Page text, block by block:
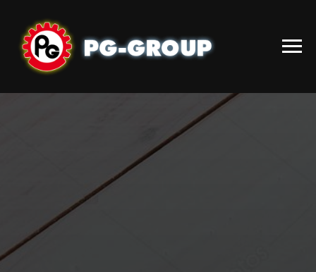
Follow on LinkedIn